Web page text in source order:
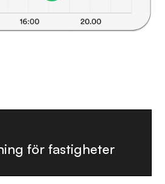
för fastigheter